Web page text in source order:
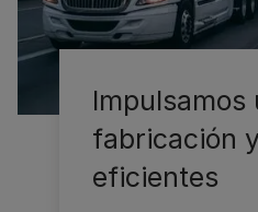
Impulsamos
fabricación
eficientes